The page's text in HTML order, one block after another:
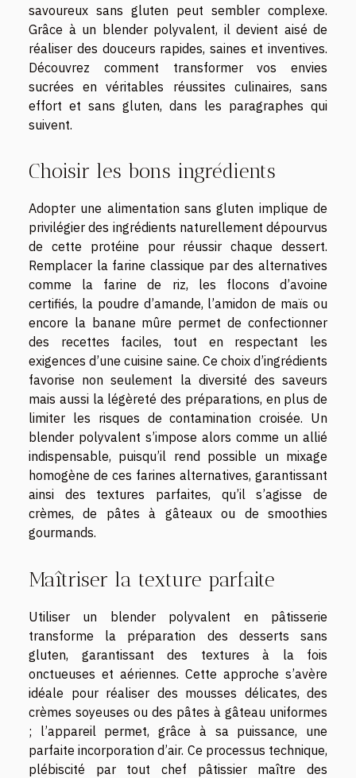
savoureux sans gluten peut sembler complexe.
Grâce à un blender polyvalent, il devient aisé de
réaliser des douceurs rapides, saines et inventives.
Découvrez comment transformer vos envies
sucrées en véritables réussites culinaires, sans
effort et sans gluten, dans les paragraphes qui
suivent.
Choisir les bons ingrédients
Adopter une alimentation sans gluten implique de
privilégier des ingrédients naturellement dépourvus
de cette protéine pour réussir chaque dessert.
Remplacer la farine classique par des alternatives
comme la farine de riz, les flocons d’avoine
certifiés, la poudre d’amande, l’amidon de maïs ou
encore la banane mûre permet de confectionner
des recettes faciles, tout en respectant les
exigences d’une cuisine saine. Ce choix d’ingrédients
favorise non seulement la diversité des saveurs
mais aussi la légèreté des préparations, en plus de
limiter les risques de contamination croisée. Un
blender polyvalent s’impose alors comme un allié
indispensable, puisqu’il rend possible un mixage
homogène de ces farines alternatives, garantissant
ainsi des textures parfaites, qu’il s’agisse de
crèmes, de pâtes à gâteaux ou de smoothies
gourmands.
Maîtriser la texture parfaite
Utiliser un blender polyvalent en pâtisserie
transforme la préparation des desserts sans
gluten, garantissant des textures à la fois
onctueuses et aériennes. Cette approche s’avère
idéale pour réaliser des mousses délicates, des
crèmes soyeuses ou des pâtes à gâteau uniformes
; l’appareil permet, grâce à sa puissance, une
parfaite incorporation d’air. Ce processus technique,
plébiscité par tout chef pâtissier maître des